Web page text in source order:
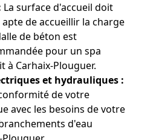
La surface d'accueil doit
de accueillir la charge
de béton est
pour un spa
à Carhaix-Plouguer.
et hydrauliques :
de votre
avec les besoins de votre
d'eau